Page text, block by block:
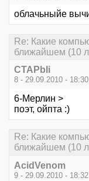
облачьныйе
Re: Какие
ближайшем (10
CTAPbIi
8 - 29.09.2010 - 18:30
6-Мерлин >
поэт, ойпта :)
Re: Какие
ближайшем (10
AcidVenom
9 - 29.09.2010 - 18:32